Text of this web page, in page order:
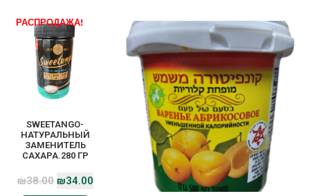
РАСПРОДАЖА!
SWEETANGO-
НАТУРАЛЬНЫЙ
ЗАМЕНИТЕЛЬ
САХАРА.280 ГР
₪38.00 ₪34.00